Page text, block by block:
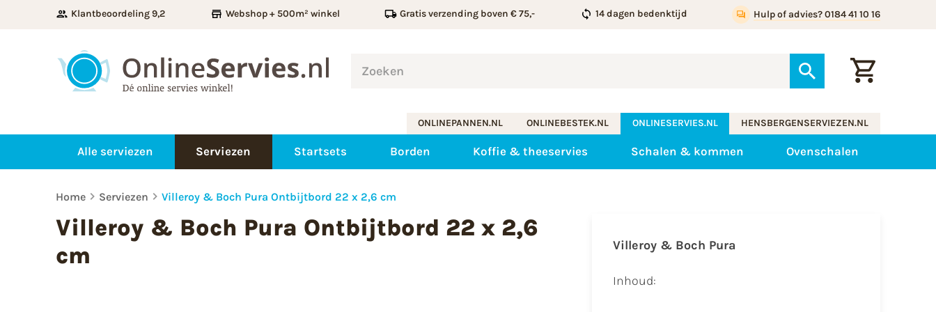
Klantbeoordeling 9,2 Webshop + 500m² winkel Gratis verzending boven € 75,- 14 dagen bedenktijd Hulp of advies? 0184 41 10 16
ONLINEPANNEN.NL ONLINEBESTEK.NL ONLINESERVIES.NL HENSBERGENSERVIEZEN.NL
Alle serviezen Serviezen Startsets Borden Koffie & theeservies Schalen & kommen Ovenschalen
Home Serviezen Villeroy & Boch Pura Ontbijtbord 22 x 2,6 cm
Villeroy & Boch Pura Ontbijtbord 22 x 2,6
cm
Villeroy & Boch Pura
Inhoud: